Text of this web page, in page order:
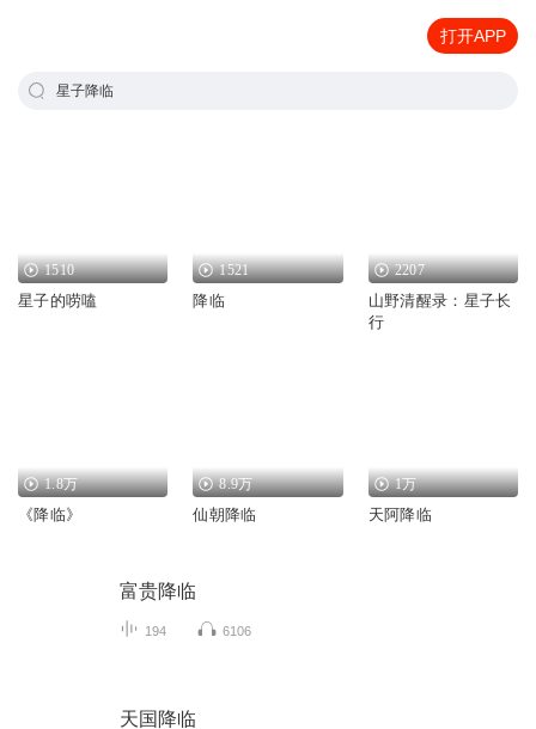
打开APP
星子降临
1510
星子的唠嗑
1521
降临
2207
山野清醒录：星子长
行
1.8万
《降临》
8.9万
仙朝降临
1万
天阿降临
富贵降临
194 6106
天国降临